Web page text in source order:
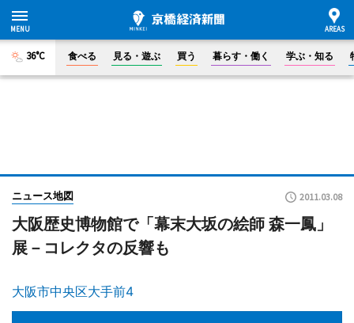
36°C 食べる 見る・遊ぶ 買う 暮らす・働く 学ぶ・知る
ニュース地図 2011.03.08
大阪歴史博物館で「幕末大坂の絵師 森一鳳」
展－コレクタの反響も
大阪市中央区大手前4